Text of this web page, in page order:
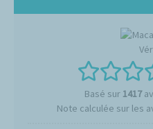
Basé sur 1417
Note calculée sur les